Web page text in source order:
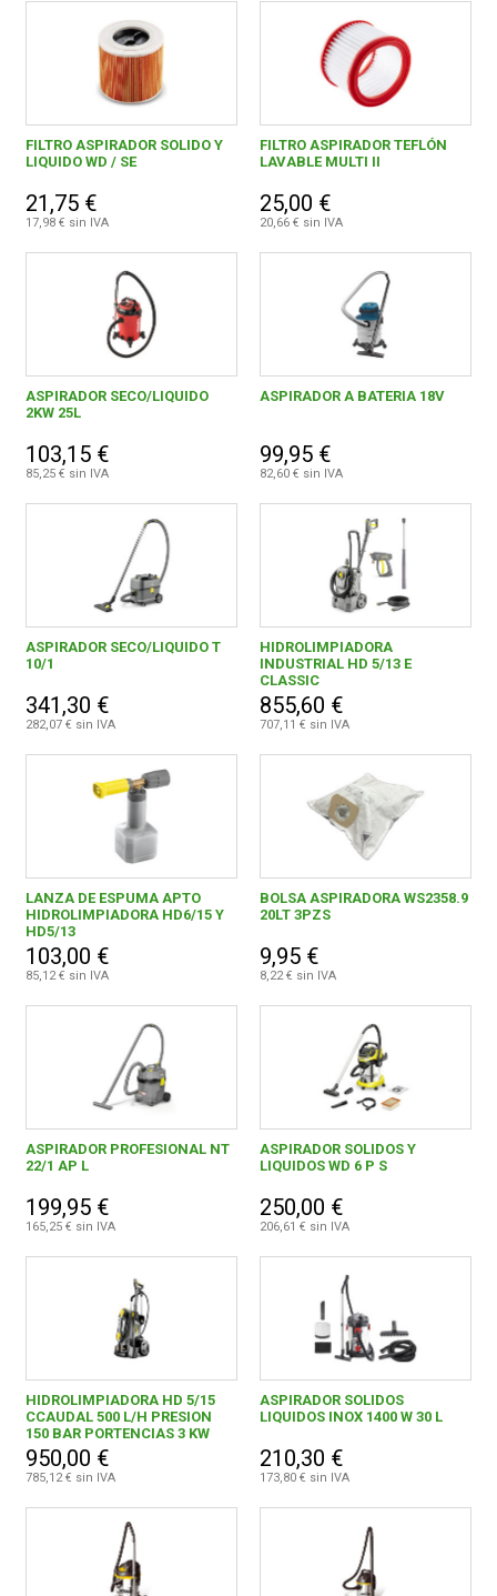
FILTRO ASPIRADOR SOLIDO Y
LIQUIDO WD / SE
21,75 €
17,98 € sin IVA
FILTRO ASPIRADOR TEFLÓN
LAVABLE MULTI II
25,00 €
20,66 € sin IVA
ASPIRADOR SECO/LIQUIDO
2KW 25L
103,15 €
85,25 € sin IVA
ASPIRADOR A BATERIA 18V
99,95 €
82,60 € sin IVA
ASPIRADOR SECO/LIQUIDO T
10/1
341,30 €
282,07 € sin IVA
HIDROLIMPIADORA
INDUSTRIAL HD 5/13 E
CLASSIC
855,60 €
707,11 € sin IVA
LANZA DE ESPUMA APTO
HIDROLIMPIADORA HD6/15 Y
HD5/13
103,00 €
85,12 € sin IVA
BOLSA ASPIRADORA WS2358.9
20LT 3PZS
9,95 €
8,22 € sin IVA
ASPIRADOR PROFESIONAL NT
22/1 AP L
199,95 €
165,25 € sin IVA
ASPIRADOR SOLIDOS Y
LIQUIDOS WD 6 P S
250,00 €
206,61 € sin IVA
HIDROLIMPIADORA HD 5/15
CCAUDAL 500 L/H PRESION
150 BAR PORTENCIAS 3 KW
950,00 €
785,12 € sin IVA
ASPIRADOR SOLIDOS
LIQUIDOS INOX 1400 W 30 L
210,30 €
173,80 € sin IVA